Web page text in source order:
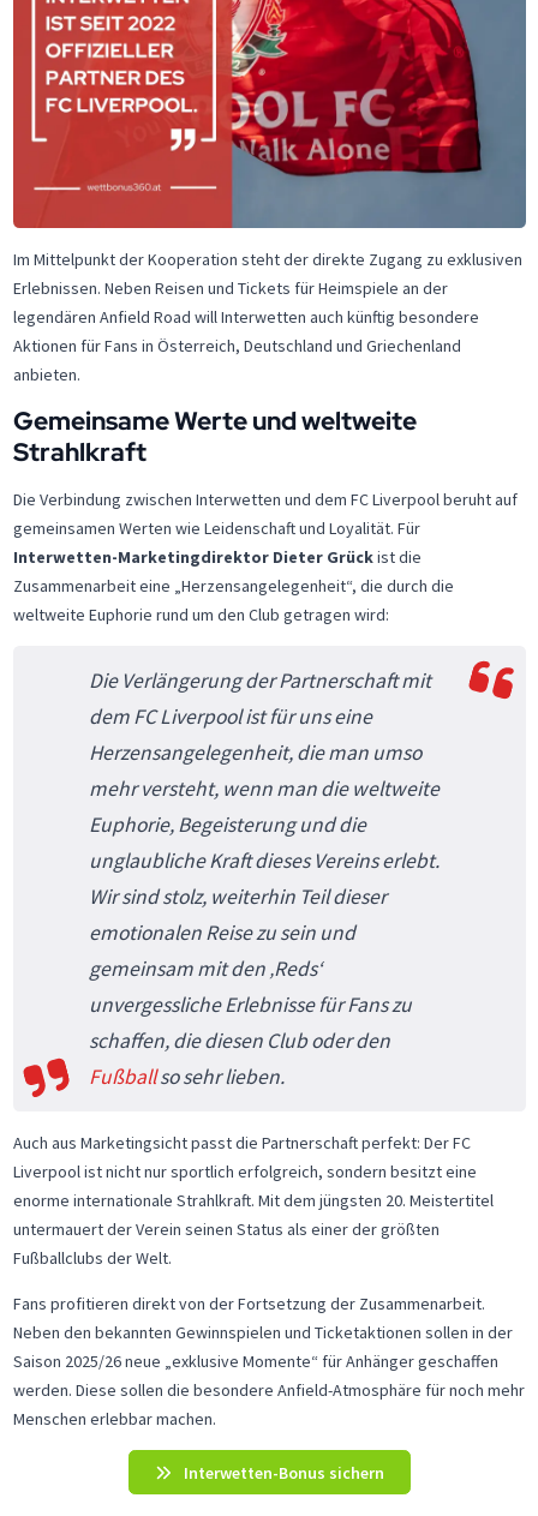
Im Mittelpunkt der Kooperation steht der direkte Zugang zu exklusiven
Erlebnissen. Neben Reisen und Tickets für Heimspiele an der
legendären Anfield Road will Interwetten auch künftig besondere
Aktionen für Fans in Österreich, Deutschland und Griechenland
anbieten.
Gemeinsame Werte und weltweite
Strahlkraft
Die Verbindung zwischen Interwetten und dem FC Liverpool beruht auf
gemeinsamen Werten wie Leidenschaft und Loyalität. Für
Interwetten-Marketingdirektor Dieter Grückist die
Zusammenarbeit eine „Herzensangelegenheit“, die durch die
weltweite Euphorie rund um den Club getragen wird:
Die Verlängerung der Partnerschaft mit
dem FC Liverpool ist für uns eine
Herzensangelegenheit, die man umso
mehr versteht, wenn man die weltweite
Euphorie, Begeisterung und die
unglaubliche Kraft dieses Vereins erlebt.
Wir sind stolz, weiterhin Teil dieser
emotionalen Reise zu sein und
gemeinsam mit den ‚Reds‘
unvergessliche Erlebnisse für Fans zu
schaffen, die diesen Club oder den
Fußballso sehr lieben.
Auch aus Marketingsicht passt die Partnerschaft perfekt: Der FC
Liverpool ist nicht nur sportlich erfolgreich, sondern besitzt eine
enorme internationale Strahlkraft. Mit dem jüngsten 20. Meistertitel
untermauert der Verein seinen Status als einer der größten
Fußballclubs der Welt.
Fans profitieren direkt von der Fortsetzung der Zusammenarbeit.
Neben den bekannten Gewinnspielen und Ticketaktionen sollen in der
Saison 2025/26 neue „exklusive Momente“ für Anhänger geschaffen
werden. Diese sollen die besondere Anfield-Atmosphäre für noch mehr
Menschen erlebbar machen.
Interwetten-Bonus sichern